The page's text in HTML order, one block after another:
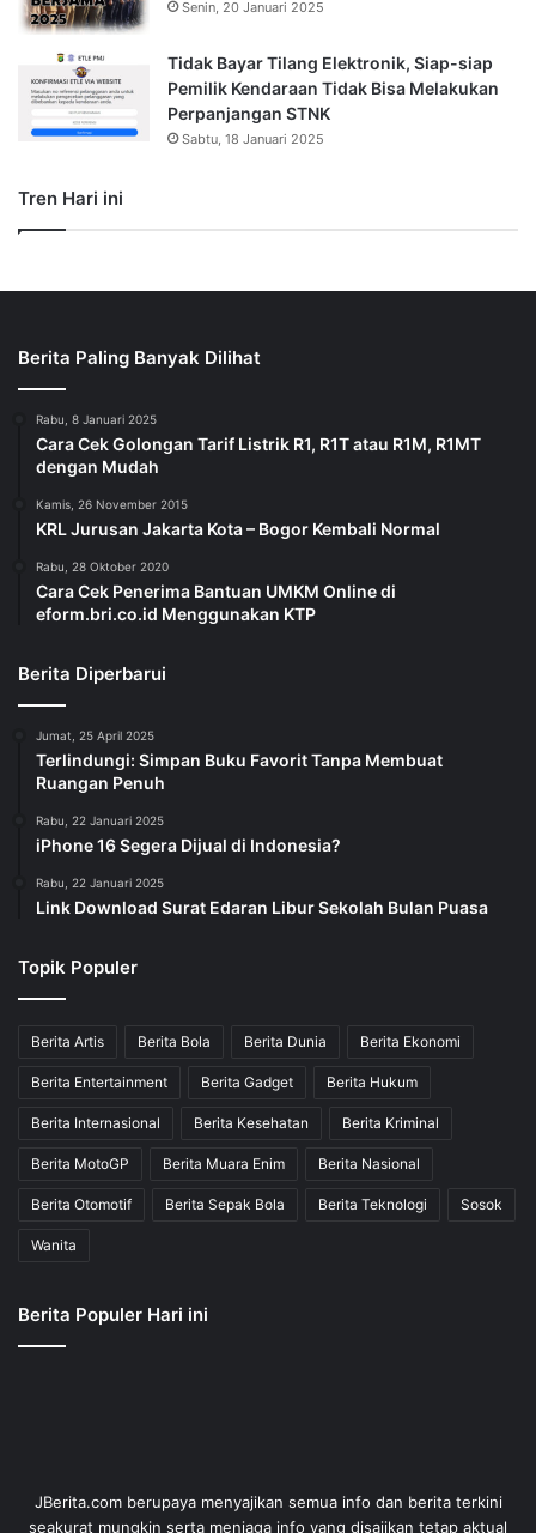
Senin, 20 Januari 2025
Tidak Bayar Tilang Elektronik, Siap-siap
Pemilik Kendaraan Tidak Bisa Melakukan
Perpanjangan STNK
Sabtu, 18 Januari 2025
Tren Hari ini
Berita Paling Banyak Dilihat
Rabu, 8 Januari 2025
Cara Cek Golongan Tarif Listrik R1, R1T atau R1M, R1MT
dengan Mudah
Kamis, 26 November 2015
KRL Jurusan Jakarta Kota – Bogor Kembali Normal
Rabu, 28 Oktober 2020
Cara Cek Penerima Bantuan UMKM Online di
eform.bri.co.id Menggunakan KTP
Berita Diperbarui
Jumat, 25 April 2025
Terlindungi: Simpan Buku Favorit Tanpa Membuat
Ruangan Penuh
Rabu, 22 Januari 2025
iPhone 16 Segera Dijual di Indonesia?
Rabu, 22 Januari 2025
Link Download Surat Edaran Libur Sekolah Bulan Puasa
Topik Populer
Berita Artis Berita Bola Berita Dunia Berita Ekonomi
Berita Entertainment Berita Gadget Berita Hukum
Berita Internasional Berita Kesehatan Berita Kriminal
Berita MotoGP Berita Muara Enim Berita Nasional
Berita Otomotif Berita Sepak Bola Berita Teknologi Sosok
Wanita
Berita Populer Hari ini
JBerita.com berupaya menyajikan semua info dan berita terkini
seakurat mungkin serta menjaga info yang disajikan tetap aktual